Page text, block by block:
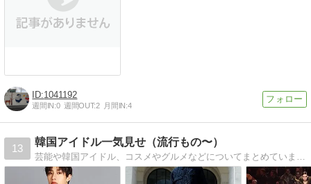
1041192
週間IN:0 週間OUT:2 月間IN:4
13
韓国アイドル一気見せ（流行もの〜）
芸能や韓国アイドル、コスメやグルメなどについてまとめています。